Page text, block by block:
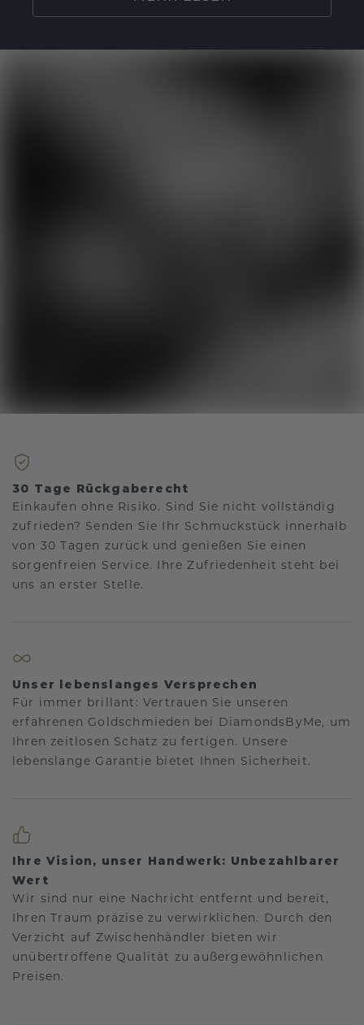
30 Tage Rückgaberecht
Einkaufen ohne Risiko. Sind Sie nicht vollständig
zufrieden? Senden Sie Ihr Schmuckstück innerhalb
von 30 Tagen zurück und genießen Sie einen
sorgenfreien Service. Ihre Zufriedenheit steht bei
uns an erster Stelle.
Unser lebenslanges Versprechen
Für immer brillant: Vertrauen Sie unseren
erfahrenen Goldschmieden bei DiamondsByMe, um
Ihren zeitlosen Schatz zu fertigen. Unsere
lebenslange Garantie bietet Ihnen Sicherheit.
Ihre Vision, unser Handwerk: Unbezahlbarer
Wert
Wir sind nur eine Nachricht entfernt und bereit,
Ihren Traum präzise zu verwirklichen. Durch den
Verzicht auf Zwischenhändler bieten wir
unübertroffene Qualität zu außergewöhnlichen
Preisen.